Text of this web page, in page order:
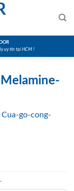
uy tín tại HCM !
Cua-go-cong-
.